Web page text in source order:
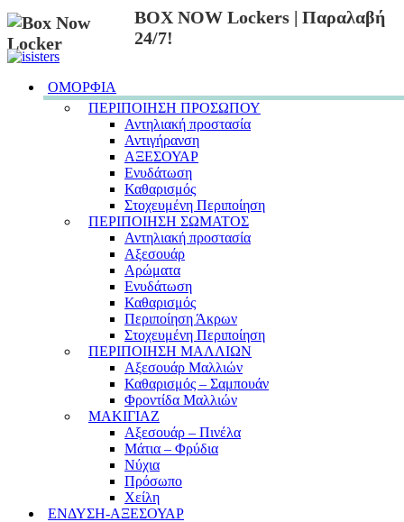
BOX NOW Lockers | Παραλαβή
24/7!
ΟΜΟΡΦΙΑ
ΠΕΡΙΠΟΙΗΣΗ ΠΡΟΣΩΠΟΥ
Αντηλιακή προστασία
Αντιγήρανση
ΑΞΕΣΟΥΑΡ
Ενυδάτωση
Καθαρισμός
Στοχευμένη Περιποίηση
ΠΕΡΙΠΟΙΗΣΗ ΣΩΜΑΤΟΣ
Αντηλιακή προστασία
Αξεσουάρ
Αρώματα
Ενυδάτωση
Καθαρισμός
Περιποίηση Άκρων
Στοχευμένη Περιποίηση
ΠΕΡΙΠΟΙΗΣΗ ΜΑΛΛΙΩΝ
Αξεσουάρ Μαλλιών
Καθαρισμός – Σαμπουάν
Φροντίδα Μαλλιών
ΜΑΚΙΓΙΑΖ
Αξεσουάρ – Πινέλα
Μάτια – Φρύδια
Νύχια
Πρόσωπο
Χείλη
ΕΝΔΥΣΗ-ΑΞΕΣΟΥΑΡ